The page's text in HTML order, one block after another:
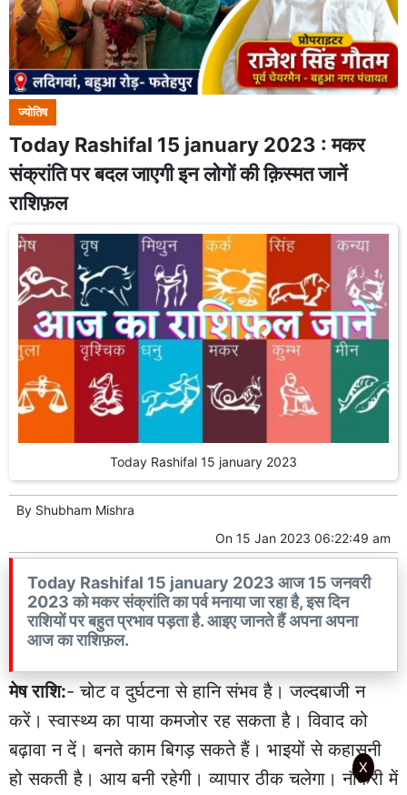
ज्योतिष
Today Rashifal 15 january 2023 : मकर
संक्रांति पर बदल जाएगी इन लोगों की क़िस्मत जानें
राशिफ़ल
Today Rashifal 15 january 2023
By Shubham Mishra
On 15 Jan 2023 06:22:49 am
Today Rashifal 15 january 2023 आज 15 जनवरी
2023 को मकर संक्रांति का पर्व मनाया जा रहा है, इस दिन
राशियों पर बहुत प्रभाव पड़ता है. आइए जानते हैं अपना अपना
आज का राशिफ़ल.
मेष राशि:- चोट व दुर्घटना से हानि संभव है। जल्दबाजी न
करें। स्वास्थ्य का पाया कमजोर रह सकता है। विवाद को
बढ़ावा न दें। बनते काम बिगड़ सकते हैं। भाइयों से कहासुनी
हो सकती है। आय बनी रहेगी। व्यापार ठीक चलेगा। नौकरी में
X